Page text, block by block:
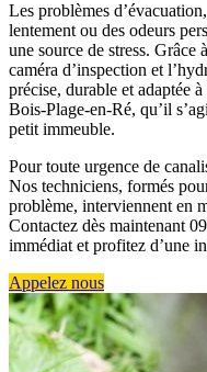
Les problèmes
lentement ou des odeurs
une source de stress. Grâce
caméra d’inspection et
précise, durable et adaptée
Bois-Plage-en-Ré, qu’il
petit immeuble.
Pour toute urgence de
Nos techniciens, formés
problème, interviennent en
Contactez dès maintenant
immédiat et profitez d’une
Appelez nous